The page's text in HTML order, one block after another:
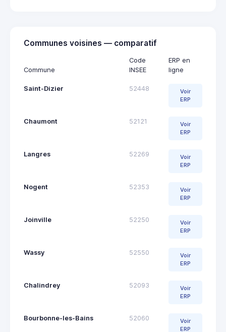
Communes voisines — comparatif
Commune
Code
INSEE
ERP en
ligne
Saint-Dizier 52448
Voir
ERP
Chaumont 52121
Voir
ERP
Langres 52269
Voir
ERP
Nogent 52353
Voir
ERP
Joinville 52250
Voir
ERP
Wassy 52550
Voir
ERP
Chalindrey 52093
Voir
ERP
Bourbonne-les-Bains 52060
Voir
ERP